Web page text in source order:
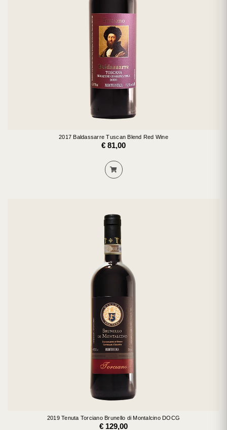
2017 Baldassarre Tuscan Blend Red Wine
€ 81,00
2019 Tenuta Torciano Brunello di Montalcino DOCG
€ 129,00